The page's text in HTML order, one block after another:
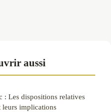
aussi
: Les dispositions relatives
leurs implications